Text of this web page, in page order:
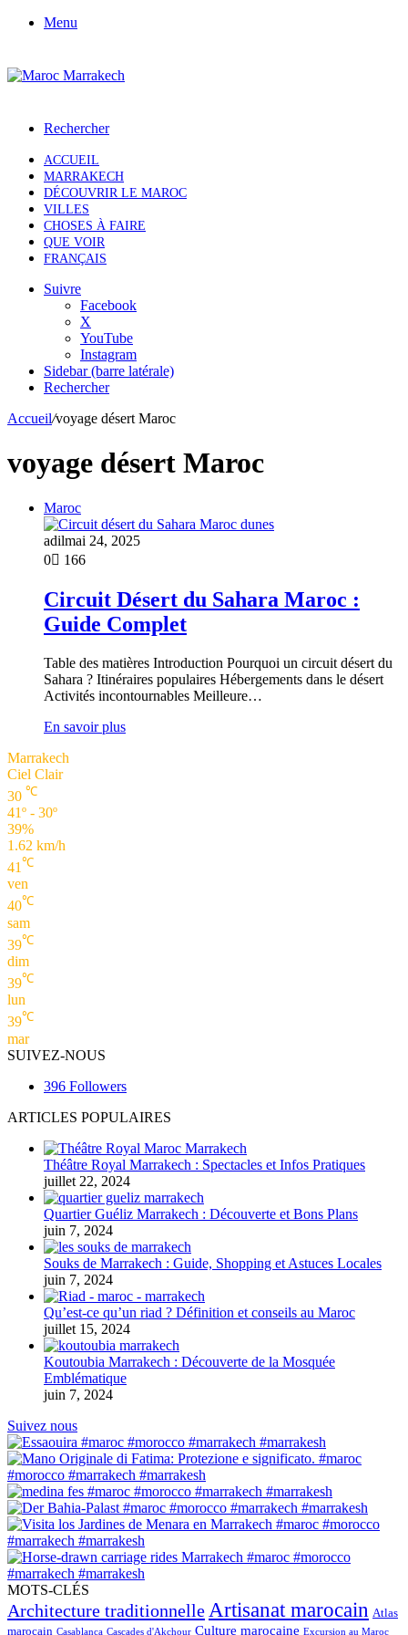
Menu
Rechercher
ACCUEIL
MARRAKECH
DÉCOUVRIR LE MAROC
VILLES
CHOSES À FAIRE
QUE VOIR
FRANÇAIS
Suivre
Facebook
X
YouTube
Instagram
Sidebar (barre latérale)
Rechercher
Accueil/voyage désert Maroc
voyage désert Maroc
Maroc
adilmai 24, 2025
0
166
Circuit Désert du Sahara Maroc :
Guide Complet
Table des matières Introduction Pourquoi un circuit désert du
Sahara ? Itinéraires populaires Hébergements dans le désert
Activités incontournables Meilleure…
En savoir plus
Marrakech
Ciel Clair
30 ℃
41º - 30º
39%
1.62 km/h
41 ℃
ven
40℃
sam
39℃
dim
39℃
lun
39℃
mar
SUIVEZ-NOUS
396 Followers
ARTICLES POPULAIRES
Théâtre Royal Marrakech : Spectacles et Infos Pratiques
juillet 22, 2024
Quartier Guéliz Marrakech : Découverte et Bons Plans
juin 7, 2024
Souks de Marrakech : Guide, Shopping et Astuces Locales
juin 7, 2024
Qu’est-ce qu’un riad ? Définition et conseils au Maroc
juillet 15, 2024
Koutoubia Marrakech : Découverte de la Mosquée
Emblématique
juin 7, 2024
Suivez nous
MOTS-CLÉS
Architecture traditionnelle Artisanat marocain Atlas
marocain Casablanca Cascades d'Akchour Culture marocaine Excursion au Maroc